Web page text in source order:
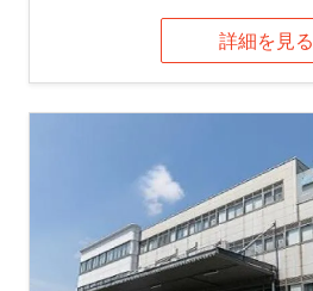
詳細を見る